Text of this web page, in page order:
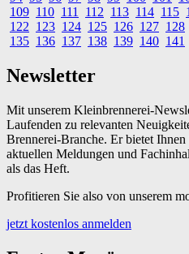
109 110 111 112 113 114 115
122 123 124 125 126 127 128
135 136 137 138 139 140 141
Newsletter
Mit unserem Kleinbrennerei-
Laufenden zu relevanten
Brennerei-Branche. Er bietet
aktuellen Meldungen und
als das Heft.
Profitieren Sie also von unserem
jetzt kostenlos anmelden